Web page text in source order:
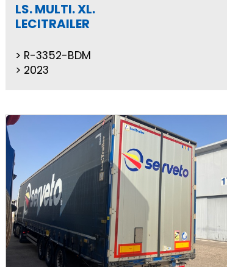
LS. MULTI. XL.
LECITRAILER
R-3352-BDM
2023